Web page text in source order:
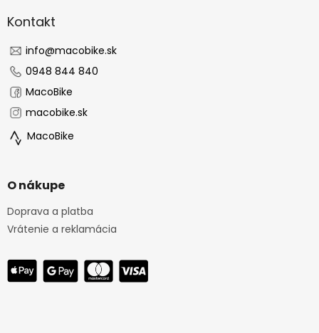
äKontakt
info@macobike.sk
0948 844 840
MacoBike
macobike.sk
MacoBike
O nákupe
Doprava a platba
Vrátenie a reklamácia